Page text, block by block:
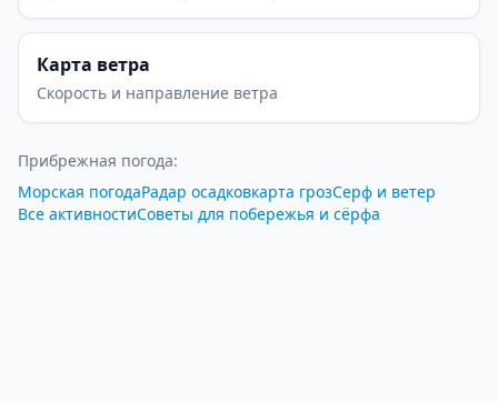
Карта ветра
Скорость и направление ветра
Прибрежная погода:
Морская погодаРадар осадковкарта грозСерф и ветер
Все активностиСоветы для побережья и сёрфа